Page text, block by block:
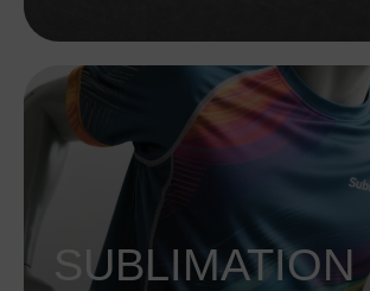
SUBLIMATION